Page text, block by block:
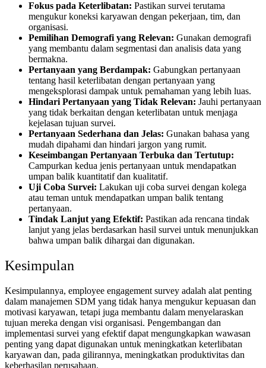
Fokus pada Keterlibatan: Pastikan survei terutama
mengukur koneksi karyawan dengan pekerjaan, tim, dan
organisasi.
Pemilihan Demografi yang Relevan: Gunakan demografi
yang membantu dalam segmentasi dan analisis data yang
bermakna.
Pertanyaan yang Berdampak: Gabungkan pertanyaan
tentang hasil keterlibatan dengan pertanyaan yang
mengeksplorasi dampak untuk pemahaman yang lebih luas.
Hindari Pertanyaan yang Tidak Relevan: Jauhi pertanyaan
yang tidak berkaitan dengan keterlibatan untuk menjaga
kejelasan tujuan survei.
Pertanyaan Sederhana dan Jelas: Gunakan bahasa yang
mudah dipahami dan hindari jargon yang rumit.
Keseimbangan Pertanyaan Terbuka dan Tertutup:
Campurkan kedua jenis pertanyaan untuk mendapatkan
umpan balik kuantitatif dan kualitatif.
Uji Coba Survei: Lakukan uji coba survei dengan kolega
atau teman untuk mendapatkan umpan balik tentang
pertanyaan.
Tindak Lanjut yang Efektif: Pastikan ada rencana tindak
lanjut yang jelas berdasarkan hasil survei untuk menunjukkan
bahwa umpan balik dihargai dan digunakan.
Kesimpulan
Kesimpulannya, employee engagement survey adalah alat penting
dalam manajemen SDM yang tidak hanya mengukur kepuasan dan
motivasi karyawan, tetapi juga membantu dalam menyelaraskan
tujuan mereka dengan visi organisasi. Pengembangan dan
implementasi survei yang efektif dapat mengungkapkan wawasan
penting yang dapat digunakan untuk meningkatkan keterlibatan
karyawan dan, pada gilirannya, meningkatkan produktivitas dan
keberhasilan perusahaan.